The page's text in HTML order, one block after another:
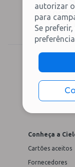
4002-
0800-
Conheça a
Cartões aceitos
Fornecedores
autorizar
para
Se